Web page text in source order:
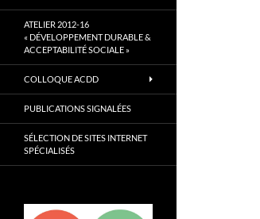
ATELIER 2012-16
« DÉVELOPPEMENT DURABLE &
ACCEPTABILITÉ SOCIALE »
COLLOQUE ACDD
PUBLICATIONS SIGNALÉES
SÉLECTION DE SITES INTERNET
SPÉCIALISÉS